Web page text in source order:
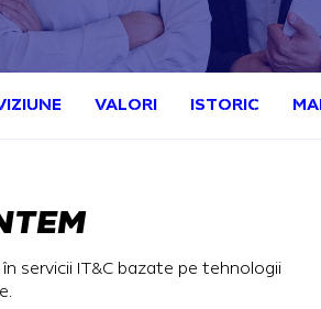
VALORI ISTORIC
servicii IT&C bazate pe tehnologii